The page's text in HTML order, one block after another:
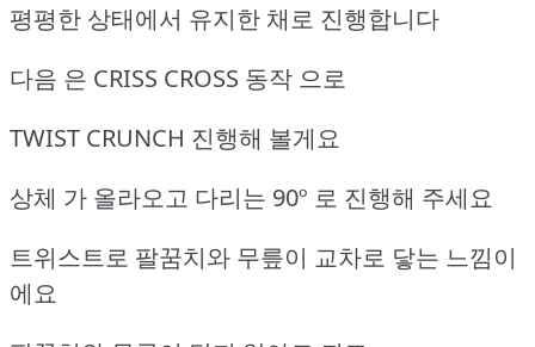
평평한 상태에서 유지한 채로 진행합니다
다음 은 CRISS CROSS 동작 으로
TWIST CRUNCH 진행해 볼게요
상체 가 올라오고 다리는 90º 로 진행해 주세요
트위스트로 팔꿈치와 무릎이 교차로 닿는 느낌이
에요